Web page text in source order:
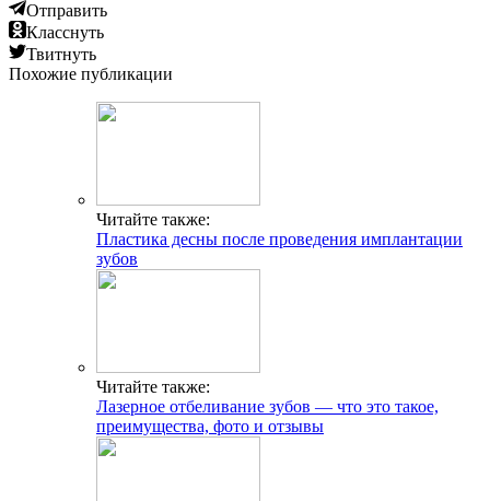
Отправить
Класснуть
Твитнуть
Похожие публикации
Читайте также:
Пластика десны после проведения имплантации
зубов
Читайте также:
Лазерное отбеливание зубов — что это такое,
преимущества, фото и отзывы